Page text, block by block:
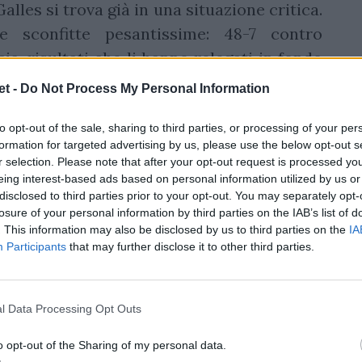
- Do Not Process My Personal Information
opt-out of the sale, sharing to third parties, or processing of your
for targeted advertising by us, please use the below opt-out
selection. Please note that after your opt-out request is processed
interest-based ads based on personal information utilized by us
to third parties prior to your opt-out. You may separately
of your personal information by third parties on the IAB’s list of
This information may also be disclosed by us to third parties on the
Participants that may further disclose it to other third parties.
Data Processing Opt Outs
opt-out of the Sharing of my personal data.
si trova già in una situazione critica.
sconfitte pesantissime: 48-7 contro
risultati che li hanno relegati in fondo
commissario tecnico, alla vigilia
anno, aveva inizialmente acceso un
migliorati. Anzi.